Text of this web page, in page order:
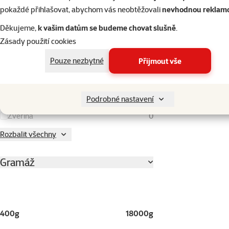
pokaždé přihlašovat, abychom vás neobtěžovalinevhodnou
Děkujeme,k vašim datům se budeme chovat slušně.
Zásady použití cookies
Pouze nezbytné
Přijmout vše
Podrobné nastavení
Oves
Pivovarské kvasnice
0
Pstruh
0
0
0
Zvěřina
0
Rozbalit všechny
Gramáž
400g 18000g